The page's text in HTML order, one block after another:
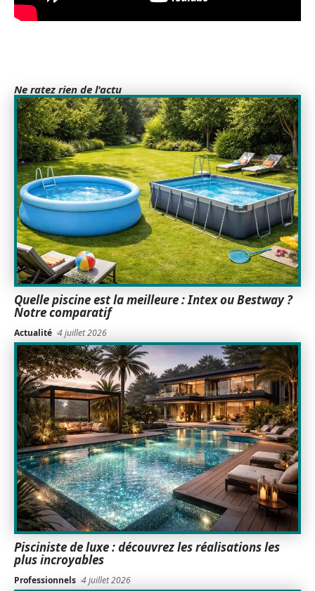
Ne ratez rien de l'actu
Quelle piscine est la meilleure : Intex ou Bestway ?
Notre comparatif
Actualité 4 juillet 2026
Pisciniste de luxe : découvrez les réalisations les
plus incroyables
Professionnels 4 juillet 2026